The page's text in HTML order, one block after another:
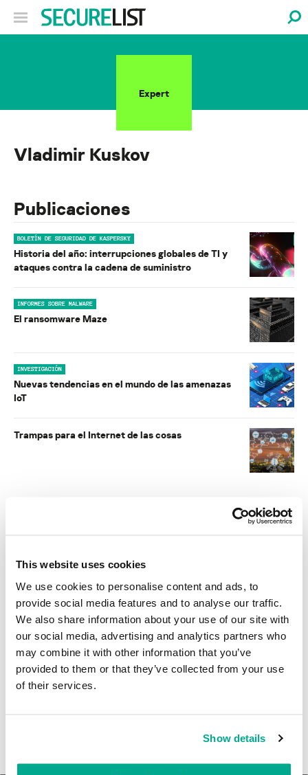
This website uses cookies
We use cookies to personalise content and ads, to
provide social media features and to analyse our traffic.
We also share information about your use of our site with
our social media, advertising and analytics partners who
may combine it with other information that you’ve
provided to them or that they’ve collected from your use
of their services.
Show details
Expert
Vladimir Kuskov
Publicaciones
BOLETÍN DE SEGURIDAD DE KASPERSKY
Historia del año: interrupciones globales de TI y
ataques contra la cadena de suministro
INFORMES SOBRE MALWARE
El ransomware Maze
INVESTIGACIÓN
Nuevas tendencias en el mundo de las amenazas
IoT
Trampas para el Internet de las cosas
del APT BlindEagle. Grupo que apunta a organizaciones e
individuos en Colombia, Ecuador, Chile, Panamá y otros países de
América Latina.
Tácticas, técnicas y procedimientos (TTPs) de los grupos de
APT asiáticos modernos
RevengeHotels: cibercrimen dirigido a recepciones de hotel